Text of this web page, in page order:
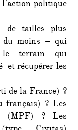
politique
de tailles plus
du moins – qui
terrain qui
et récupérer les
de la France) ?
français) ? Les
(MPF) ? Les